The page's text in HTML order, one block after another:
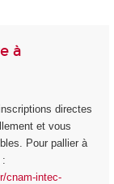
à
directes
et vous
Pour pallier à
:
cnam-intec-